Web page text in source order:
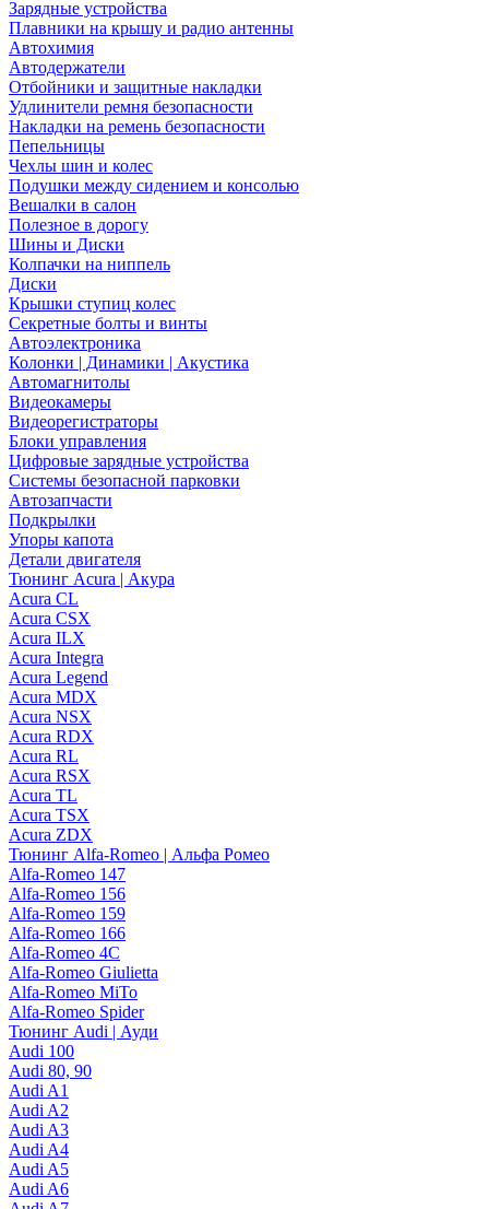
Зарядные устройства
Плавники на крышу и радио антенны
Автохимия
Автодержатели
Отбойники и защитные накладки
Удлинители ремня безопасности
Накладки на ремень безопасности
Пепельницы
Чехлы шин и колес
Подушки между сидением и консолью
Вешалки в салон
Полезное в дорогу
Шины и Диски
Колпачки на ниппель
Диски
Крышки ступиц колес
Секретные болты и винты
Автоэлектроника
Колонки | Динамики | Акустика
Автомагнитолы
Видеокамеры
Видеорегистраторы
Блоки управления
Цифровые зарядные устройства
Системы безопасной парковки
Автозапчасти
Подкрылки
Упоры капота
Детали двигателя
Тюнинг Acura | Акура
Acura CL
Acura CSX
Acura ILX
Acura Integra
Acura Legend
Acura MDX
Acura NSX
Acura RDX
Acura RL
Acura RSX
Acura TL
Acura TSX
Acura ZDX
Тюнинг Alfa-Romeo | Альфа Ромео
Alfa-Romeo 147
Alfa-Romeo 156
Alfa-Romeo 159
Alfa-Romeo 166
Alfa-Romeo 4C
Alfa-Romeo Giulietta
Alfa-Romeo MiTo
Alfa-Romeo Spider
Тюнинг Audi | Ауди
Audi 100
Audi 80, 90
Audi A1
Audi A2
Audi A3
Audi A4
Audi A5
Audi A6